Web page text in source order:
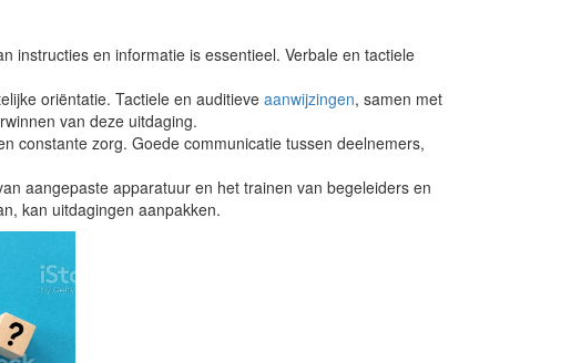
instructies en informatie is essentieel. Verbale en tactiele
oriëntatie. Tactiele en auditieve aanwijzingen, samen met
van deze uitdaging.
constante zorg. Goede communicatie tussen deelnemers,
aangepaste apparatuur en het trainen van begeleiders en
kan uitdagingen aanpakken.